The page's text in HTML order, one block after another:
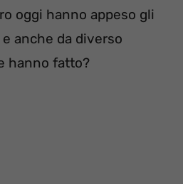
oggi hanno appeso gli
anche da diverso
hanno fatto?